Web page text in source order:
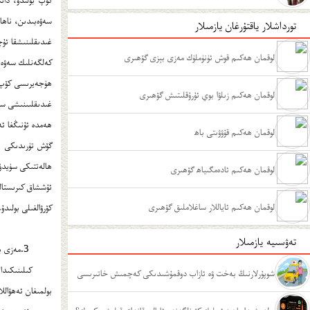
تورداشلار ياقتۇرغان يازمىلار
لوقمان ھەكىم قوش ئۈنۈملۈك مەزى بېزى گۆھىرى
لوقمان ھەكىم زىلۋا بوي ئۇرۇقلىتىش گۆھىرى
لوقمان ھەكىم قۇۋۋىتى باھ
لوقمان ھەكىم ئادەمگىياھ گۆھىرى
لوقمان ھەكىم ئاياللار ساغلاملىق گۆھىرى
تەۋسىيە يازمىلار
شوپۇرلارنىڭ بەخت ۋە ئازاب دوقمۇشىدىكى كەچمىش خاتىرىسى
سەۋەبىدىن،
غىدىقلىنىشقا
كەلگەنلىك
غىدىقلىىنىشى
ھەمدە ئۇنىڭغا
گۆش تۈرىدىكى
ھالەتتىكى
ئۇششاق
كۆرۋالغىلى
بولمىغان